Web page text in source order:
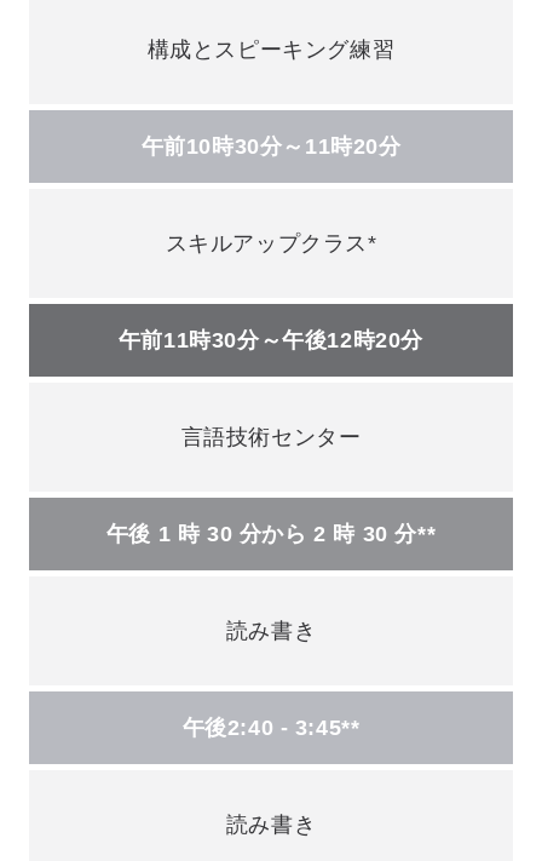
構成とスピーキング練習
午前10時30分～11時20分
スキルアップクラス*
午前11時30分～午後12時20分
言語技術センター
午後 1 時 30 分から 2 時 30 分**
読み書き
午後2:40 - 3:45**
読み書き